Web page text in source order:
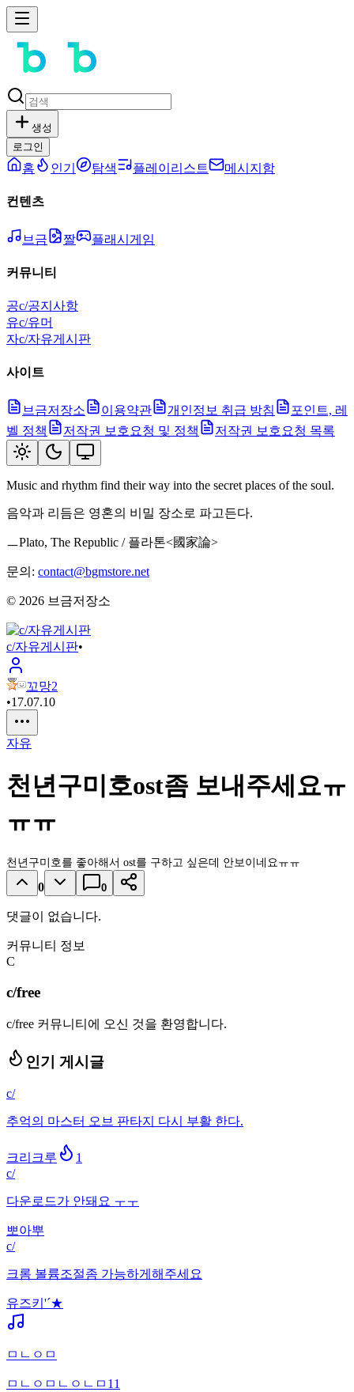
생성
로그인
홈 인기 탐색 플레이리스트 메시지함
컨텐츠
브금 짤 플래시게임
커뮤니티
공c/공지사항
유c/유머
자c/자유게시판
사이트
브금저장소 이용약관 개인정보 취급 방침
포인트, 레
벨 정책
저작권 보호요청 및 정책 저작권 보호요청 목록
Music and rhythm find their way into the secret places of the soul.
음악과 리듬은 영혼의 비밀 장소로 파고든다.
ㅡPlato, The Republic / 플라톤<國家論>
문의: contact@bgmstore.net
© 2026 브금저장소
c/자유게시판•
꼬망2
•17.07.10
자유
천년구미호ost좀 보내주세요ㅠ
ㅠㅠ
천년구미호를 좋아해서 ost를 구하고 싶은데 안보이네요ㅠㅠ
0 0
댓글이 없습니다.
커뮤니티 정보
C
c/free
c/free 커뮤니티에 오신 것을 환영합니다.
인기 게시글
c/
추억의 마스터 오브 판타지 다시 부활 한다.
크리크루
1
c/
다운로드가 안돼요 ㅜㅜ
뽀아뿌
c/
크롬 볼륨조절좀 가능하게해주세요
유즈키'´★
ㅁㄴㅇㅁ
ㅁㄴㅇㅁㄴㅇㄴㅁ11